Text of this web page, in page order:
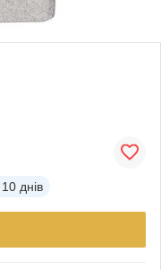
10 днів